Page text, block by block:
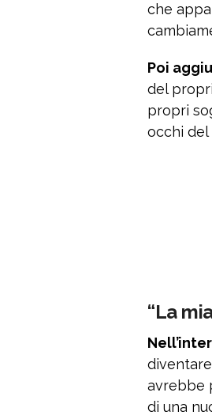
che
Poi
del
propri
occhi del
“La
avrebbe
di una